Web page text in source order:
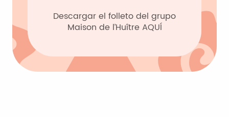
Descargar el folleto del grupo
Maison de l’Huître AQUÍ